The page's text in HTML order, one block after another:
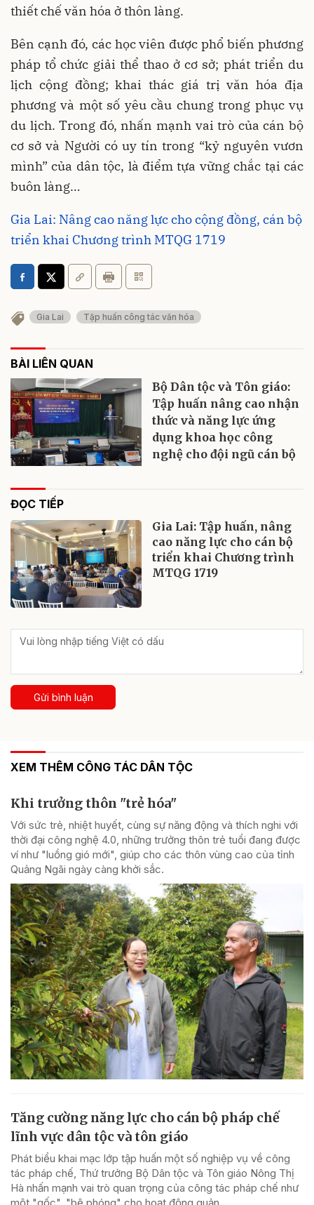
thiết chế văn hóa ở thôn làng.
Bên cạnh đó, các học viên được phổ biến phương
pháp tổ chức giải thể thao ở cơ sở; phát triển du
lịch cộng đồng; khai thác giá trị văn hóa địa
phương và một số yêu cầu chung trong phục vụ
du lịch. Trong đó, nhấn mạnh vai trò của cán bộ
cơ sở và Người có uy tín trong “kỷ nguyên vươn
mình” của dân tộc, là điểm tựa vững chắc tại các
buôn làng…
Gia Lai: Nâng cao năng lực cho cộng đồng, cán bộ
triển khai Chương trình MTQG 1719
Gia Lai Tập huấn công tác văn hóa
BÀI LIÊN QUAN
Bộ Dân tộc và Tôn giáo:
Tập huấn nâng cao nhận
thức và năng lực ứng
dụng khoa học công
nghệ cho đội ngũ cán bộ
ĐỌC TIẾP
Gia Lai: Tập huấn, nâng
cao năng lực cho cán bộ
triển khai Chương trình
MTQG 1719
Gửi bình luận
XEM THÊM CÔNG TÁC DÂN TỘC
Khi trưởng thôn "trẻ hóa"
Với sức trẻ, nhiệt huyết, cùng sự năng động và thích nghi với
thời đại công nghệ 4.0, những trưởng thôn trẻ tuổi đang được
ví như "luồng gió mới", giúp cho các thôn vùng cao của tỉnh
Quảng Ngãi ngày càng khởi sắc.
Tăng cường năng lực cho cán bộ pháp chế
lĩnh vực dân tộc và tôn giáo
Phát biểu khai mạc lớp tập huấn một số nghiệp vụ về công
tác pháp chế, Thứ trưởng Bộ Dân tộc và Tôn giáo Nông Thị
Hà nhấn mạnh vai trò quan trọng của công tác pháp chế như